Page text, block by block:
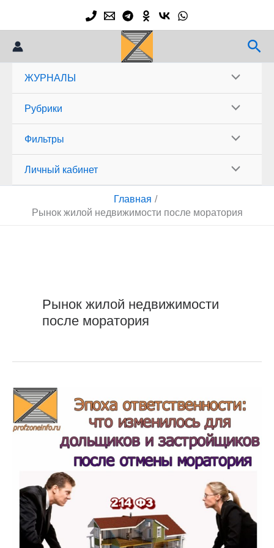
содержимому
ЖУРНАЛЫ
Рубрики
Фильтры
Личный кабинет
Главная
Рынок жилой недвижимости после моратория
Рынок жилой недвижимости
после моратория
Рынок
жилой
недвижимости
моратория